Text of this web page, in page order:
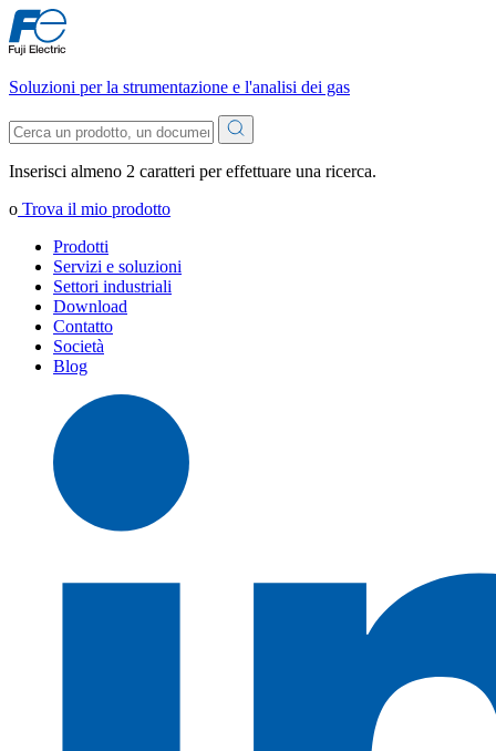
Soluzioni per la strumentazione e l'analisi dei gas
Inserisci almeno 2 caratteri per effettuare una ricerca.
o Trova il mio prodotto
Prodotti
Servizi e soluzioni
Settori industriali
Download
Contatto
Società
Blog